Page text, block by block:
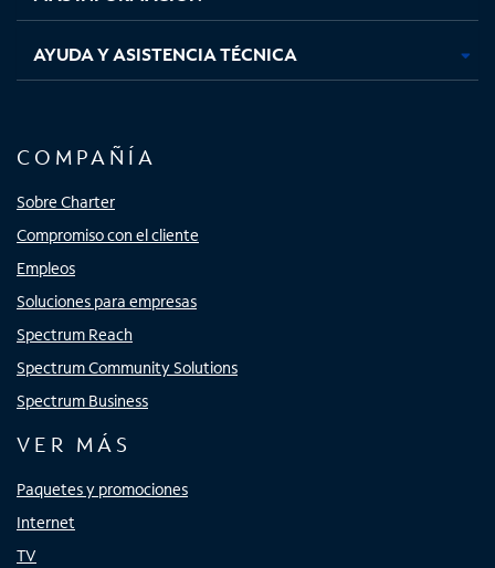
AYUDA Y ASISTENCIA TÉCNICA
COMPAÑÍA
Sobre Charter
Compromiso con el cliente
Empleos
Soluciones para empresas
Spectrum Reach
Spectrum Community Solutions
Spectrum Business
VER MÁS
Paquetes y promociones
Internet
TV